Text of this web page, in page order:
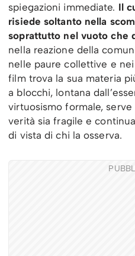
spiegazioni immediate. Il
risiede soltanto nella
soprattutto nel vuoto che
nella reazione della
nelle paure collettive e
film trova la sua materia
a blocchi, lontana
virtuosismo formale,
verità sia fragile e
di vista di chi la osserva.